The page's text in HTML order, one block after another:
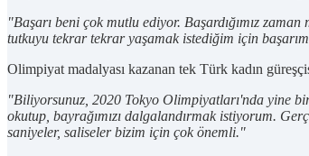
"Başarı beni çok mutlu ediyor. Başardığımız
tutkuyu tekrar tekrar yaşamak istediğim için
Olimpiyat madalyası kazanan tek Türk kadın
"Biliyorsunuz, 2020 Tokyo Olimpiyatları'nda yine
okutup, bayrağımızı dalgalandırmak istiyorum.
saniyeler, saliseler bizim için çok önemli."